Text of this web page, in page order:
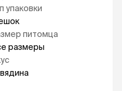
упаковки
питомца
размеры